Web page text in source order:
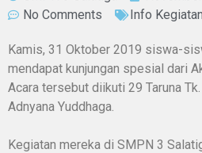
No Comments
Info Kegiatan
Kamis, 31 Oktober 2019 siswa-
mendapat kunjungan spesial dari
Acara tersebut diikuti 29 Taruna
Adnyana Yuddhaga.
Kegiatan mereka di SMPN 3